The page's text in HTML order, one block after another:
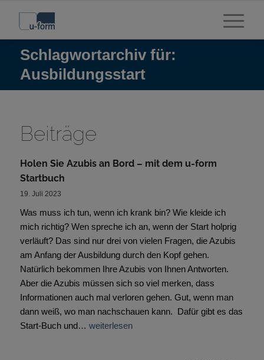
Schlagwortarchiv für:
Ausbildungsstart
Beiträge
Holen Sie Azubis an Bord – mit dem u-form
Startbuch
19. Juli 2023
Was muss ich tun, wenn ich krank bin? Wie kleide ich
mich richtig? Wen spreche ich an, wenn der Start holprig
verläuft? Das sind nur drei von vielen Fragen, die Azubis
am Anfang der Ausbildung durch den Kopf gehen.
Natürlich bekommen Ihre Azubis von Ihnen Antworten.
Aber die Azubis müssen sich so viel merken, dass
Informationen auch mal verloren gehen. Gut, wenn man
dann weiß, wo man nachschauen kann. Dafür gibt es das
Start-Buch und… weiterlesen